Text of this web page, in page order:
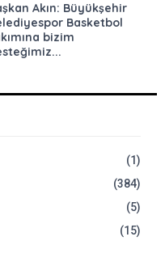
Akın: Büyükşehir
Basketbol
bizim
(1)
(384)
(5)
(15)